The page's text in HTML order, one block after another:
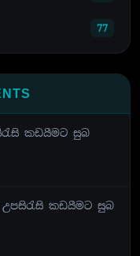
77
කඩයීමට සුබ
කඩයීමට සුබ